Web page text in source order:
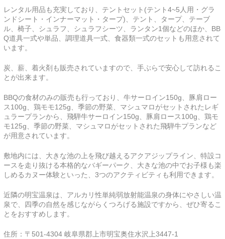
レンタル用品も充実しており、テントセット(テント4~5人用・グラ
ンドシート・インナーマット・タープ)、テント、タープ、テーブ
ル、椅子、シュラフ、シュラフシーツ、ランタン1個などのほか、BB
Q道具一式や単品、調理道具一式、食器類一式のセットも用意されて
います。
炭、薪、着火剤も販売されていますので、手ぶらで安心して訪れるこ
とが出来ます。
BBQの食材のみの販売も行っており、牛サーロイン150g、豚肩ロー
ス100g、鶏モモ125g、季節の野菜、マシュマロがセットされたレギ
ュラープランから、飛騨牛サーロイン150g、豚肩ロース100g、鶏モ
モ125g、季節の野菜、マシュマロがセットされた飛騨牛プランなど
が用意されています。
敷地内には、大きな池の上を飛び越えるアクアジップライン、特設コ
ースを走り抜ける本格的なバギーパーク、大きな池の中でお子様も楽
しめるカヌー体験といった、3つのアクティビティも利用できます。
近隣の明宝温泉は、アルカリ性単純弱放射能温泉の身体にやさしい温
泉で、四季の自然を感じながらくつろげる施設ですから、ぜひ寄るこ
とをおすすめします。
住所：〒501-4304 岐阜県郡上市明宝奥住水沢上3447-1